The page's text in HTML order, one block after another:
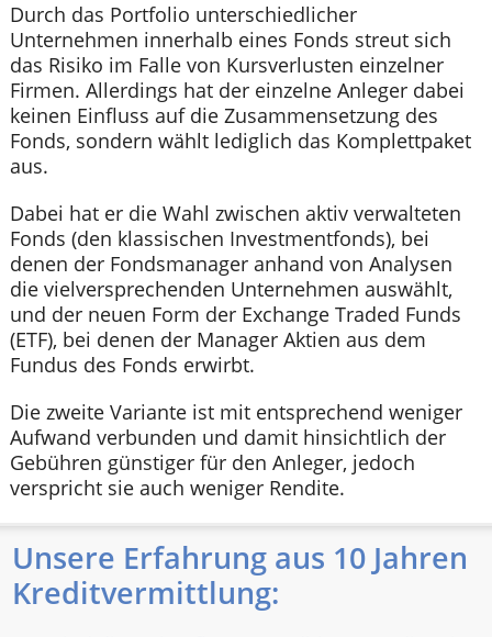
Durch das Portfolio unterschiedlicher
Unternehmen innerhalb eines Fonds streut sich
das Risiko im Falle von Kursverlusten einzelner
Firmen. Allerdings hat der einzelne Anleger dabei
keinen Einfluss auf die Zusammensetzung des
Fonds, sondern wählt lediglich das Komplettpaket
aus.
Dabei hat er die Wahl zwischen aktiv verwalteten
Fonds (den klassischen Investmentfonds), bei
denen der Fondsmanager anhand von Analysen
die vielversprechenden Unternehmen auswählt,
und der neuen Form der Exchange Traded Funds
(ETF), bei denen der Manager Aktien aus dem
Fundus des Fonds erwirbt.
Die zweite Variante ist mit entsprechend weniger
Aufwand verbunden und damit hinsichtlich der
Gebühren günstiger für den Anleger, jedoch
verspricht sie auch weniger Rendite.
Unsere Erfahrung aus 10 Jahren
Kreditvermittlung: